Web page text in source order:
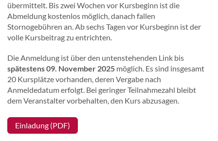
übermittelt. Bis zwei Wochen vor Kursbeginn ist die
Abmeldung kostenlos möglich, danach fallen
Stornogebühren an. Ab sechs Tagen vor Kursbeginn ist der
volle Kursbeitrag zu entrichten.
Die Anmeldung ist über den untenstehenden Link bis
spätestens 09. November 2025 möglich. Es sind insgesamt
20 Kursplätze vorhanden, deren Vergabe nach
Anmeldedatum erfolgt. Bei geringer Teilnahmezahl bleibt
dem Veranstalter vorbehalten, den Kurs abzusagen.
Einladung (PDF)